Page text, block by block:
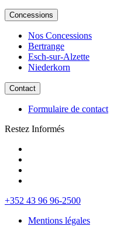
Concessions
Nos Concessions
Bertrange
Esch-sur-Alzette
Niederkorn
Contact
Formulaire de contact
Restez Informés
+352 43 96 96-2500
Mentions légales